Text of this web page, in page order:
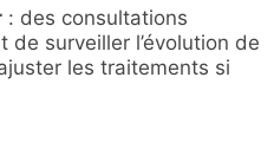
: des consultations
surveiller l’évolution de
les traitements si